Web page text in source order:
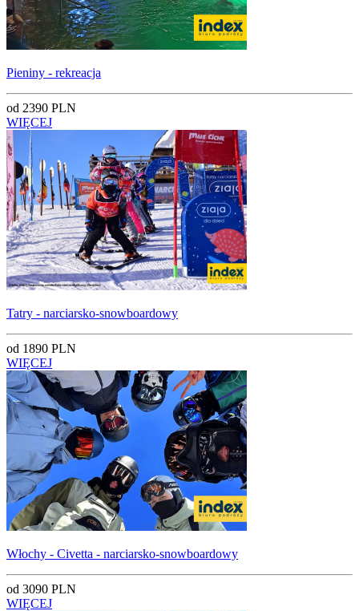
Pieniny - rekreacja
od 2390 PLN
WIĘCEJ
Tatry - narciarsko-snowboardowy
od 1890 PLN
WIĘCEJ
Włochy - Civetta - narciarsko-snowboardowy
od 3090 PLN
WIĘCEJ